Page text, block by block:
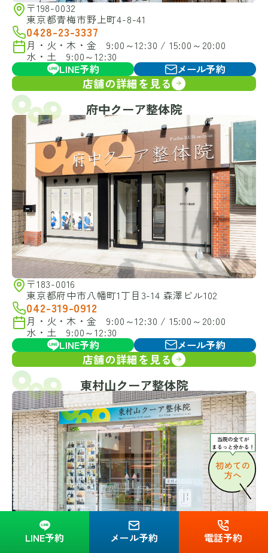
LINE予約 メール予約 電話予約
〒198-0032
東京都青梅市野上町4-8-41
0428-23-3337
月・火・木・金 9:00～12:30 / 15:00～20:00
水・土 9:00～12:30
LINE予約
メール予約
店舗の詳細を見る
府中クーア整体院
〒183-0016
東京都府中市八幡町1丁目3-14 森澤ビル102
042-319-0912
月・火・木・金 9:00～12:30 / 15:00～20:00
水・土 9:00～12:30
LINE予約
メール予約
店舗の詳細を見る
東村山クーア整体院